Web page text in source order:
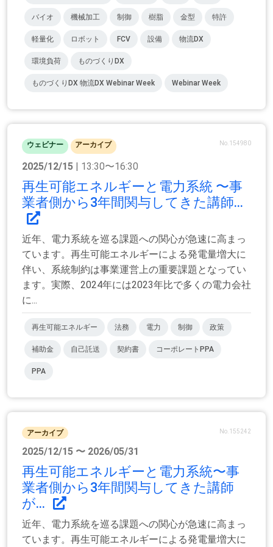
バイオ 機械加工 制御 樹脂 金型 特許
軽量化 ロボット FCV 設備 物流DX
環境負荷 ものづくりDX
ものづくりDX 物流DX Webinar Week Webinar Week
ウェビナー アーカイブ No.154980
2025/12/15 | 13:30〜16:30
再生可能エネルギーと電力系統 〜事
業者側から3年間関与してきた講師...
近年、電力系統を巡る課題への関心が急速に高まっ
ています。再生可能エネルギーによる発電量増大に
伴い、系統制約は事業運営上の重要課題となってい
ます。実際、2024年には2023年比で多くの電力会社
に...
再生可能エネルギー 法務 電力 制御 政策
補助金 自己託送 契約書 コーポレートPPA
PPA
アーカイブ No.155242
2025/12/15 〜 2026/05/31
再生可能エネルギーと電力系統〜事
業者側から3年間関与してきた講師
が...
近年、電力系統を巡る課題への関心が急速に高まっ
ています。再生可能エネルギーによる発電量増大に